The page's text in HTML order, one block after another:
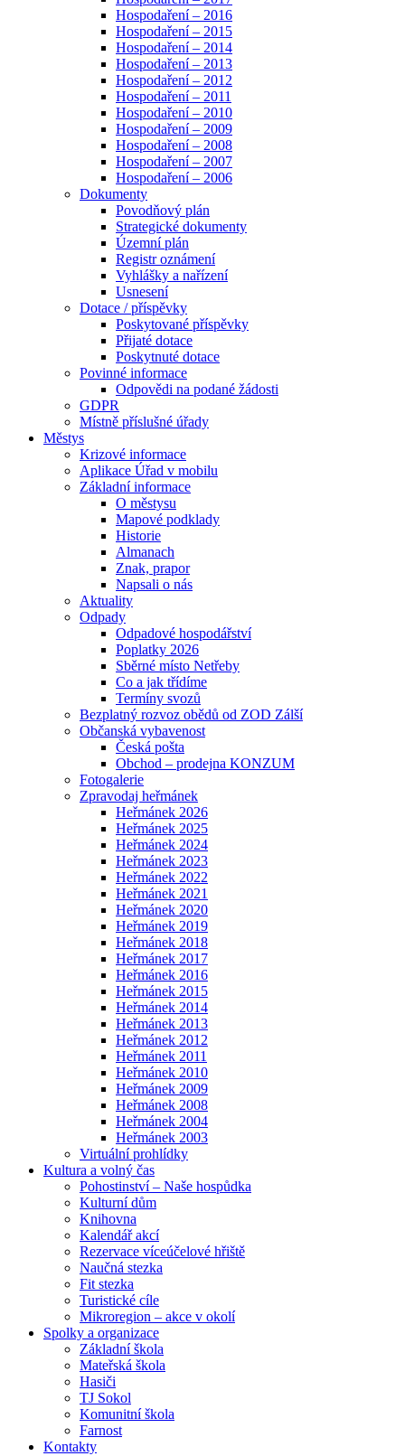
Hospodaření – 2016
Hospodaření – 2015
Hospodaření – 2014
Hospodaření – 2013
Hospodaření – 2012
Hospodaření – 2011
Hospodaření – 2010
Hospodaření – 2009
Hospodaření – 2008
Hospodaření – 2007
Hospodaření – 2006
Dokumenty
Povodňový plán
Strategické dokumenty
Územní plán
Registr oznámení
Vyhlášky a nařízení
Usnesení
Dotace / příspěvky
Poskytované příspěvky
Přijaté dotace
Poskytnuté dotace
Povinné informace
Odpovědi na podané žádosti
GDPR
Místně příslušné úřady
Městys
Krizové informace
Aplikace Úřad v mobilu
Základní informace
O městysu
Mapové podklady
Historie
Almanach
Znak, prapor
Napsali o nás
Aktuality
Odpady
Odpadové hospodářství
Poplatky 2026
Sběrné místo Netřeby
Co a jak třídíme
Termíny svozů
Bezplatný rozvoz obědů od ZOD Zálší
Občanská vybavenost
Česká pošta
Obchod – prodejna KONZUM
Fotogalerie
Zpravodaj heřmánek
Heřmánek 2026
Heřmánek 2025
Heřmánek 2024
Heřmánek 2023
Heřmánek 2022
Heřmánek 2021
Heřmánek 2020
Heřmánek 2019
Heřmánek 2018
Heřmánek 2017
Heřmánek 2016
Heřmánek 2015
Heřmánek 2014
Heřmánek 2013
Heřmánek 2012
Heřmánek 2011
Heřmánek 2010
Heřmánek 2009
Heřmánek 2008
Heřmánek 2004
Heřmánek 2003
Virtuální prohlídky
Kultura a volný čas
Pohostinství – Naše hospůdka
Kulturní dům
Knihovna
Kalendář akcí
Rezervace víceúčelové hřiště
Naučná stezka
Fit stezka
Turistické cíle
Mikroregion – akce v okolí
Spolky a organizace
Základní škola
Mateřská škola
Hasiči
TJ Sokol
Komunitní škola
Farnost
Kontakty